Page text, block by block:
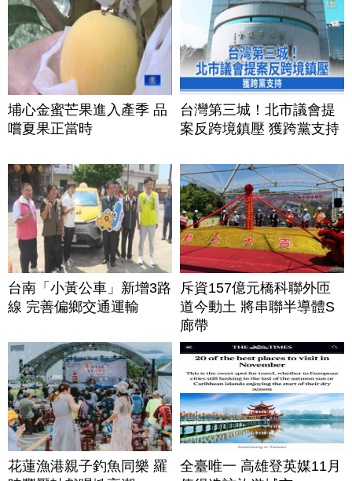
埔心金蜜芒果進入產季 品
嚐夏果正當時
台灣第三城！北市議會提
案反跨境鎮壓 獲跨黨支持
台南「小黃公車」新增3路
線 完善偏鄉交通運輸
斥資157億元橋科聯外匝
道今動土 將串聯半導體S
廊帶
花蓮漁港親子釣魚同樂 羅
全臺唯一 高雄登英媒11月